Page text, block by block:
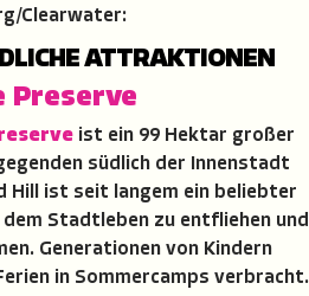
Clearwater:
ATTRAKTIONEN
Preserve
ist ein 99 Hektar großer
südlich der Innenstadt
Hill ist seit langem ein beliebter
Stadtleben zu entfliehen und
Generationen von Kindern
in Sommercamps verbracht.